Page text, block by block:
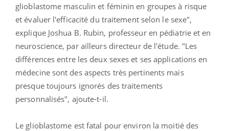
glioblastome masculin et féminin en groupes à risque
et évaluer l'efficacité du traitement selon le sexe",
explique Joshua B. Rubin, professeur en pédiatrie et en
neuroscience, par ailleurs directeur de l'étude. "Les
différences entre les deux sexes et ses applications en
médecine sont des aspects très pertinents mais
presque toujours ignorés des traitements
personnalisés", ajoute-t-il.
Le glioblastome est fatal pour environ la moitié des